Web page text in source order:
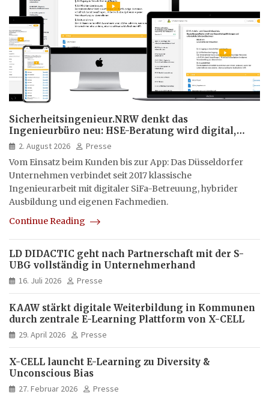
Sicherheitsingenieur.NRW denkt das
Ingenieurbüro neu: HSE-Beratung wird digital,
hybrid und multimedial
2. August 2026
Presse
Vom Einsatz beim Kunden bis zur App: Das Düsseldorfer
Unternehmen verbindet seit 2017 klassische
Ingenieurarbeit mit digitaler SiFa-Betreuung, hybrider
Ausbildung und eigenen Fachmedien.
Continue Reading
LD DIDACTIC geht nach Partnerschaft mit der S-
UBG vollständig in Unternehmerhand
16. Juli 2026 Presse
KAAW stärkt digitale Weiterbildung in Kommunen
durch zentrale E-Learning Plattform von X-CELL
29. April 2026 Presse
X-CELL launcht E-Learning zu Diversity &
Unconscious Bias
27. Februar 2026 Presse